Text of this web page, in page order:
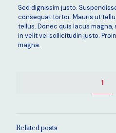
Sed dignissim justo.
consequat tortor. Mauris ut
tellus. Donec quis lacus
in velit vel sollicitudin justo.
magna.
1
Related posts